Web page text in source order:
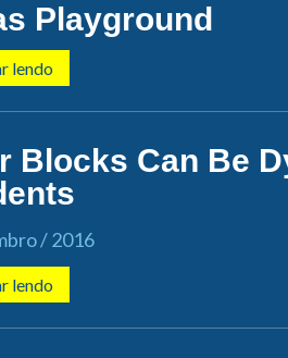
Playground
lendo
Blocks Can Be
/ 2016
lendo